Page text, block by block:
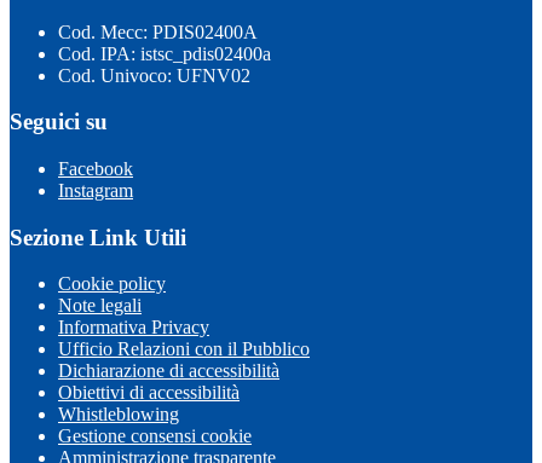
Cod. Mecc: PDIS02400A
Cod. IPA: istsc_pdis02400a
Cod. Univoco: UFNV02
Seguici su
Facebook
Instagram
Sezione Link Utili
Cookie policy
Note legali
Informativa Privacy
Ufficio Relazioni con il Pubblico
Dichiarazione di accessibilità
Obiettivi di accessibilità
Whistleblowing
Gestione consensi cookie
Amministrazione trasparente